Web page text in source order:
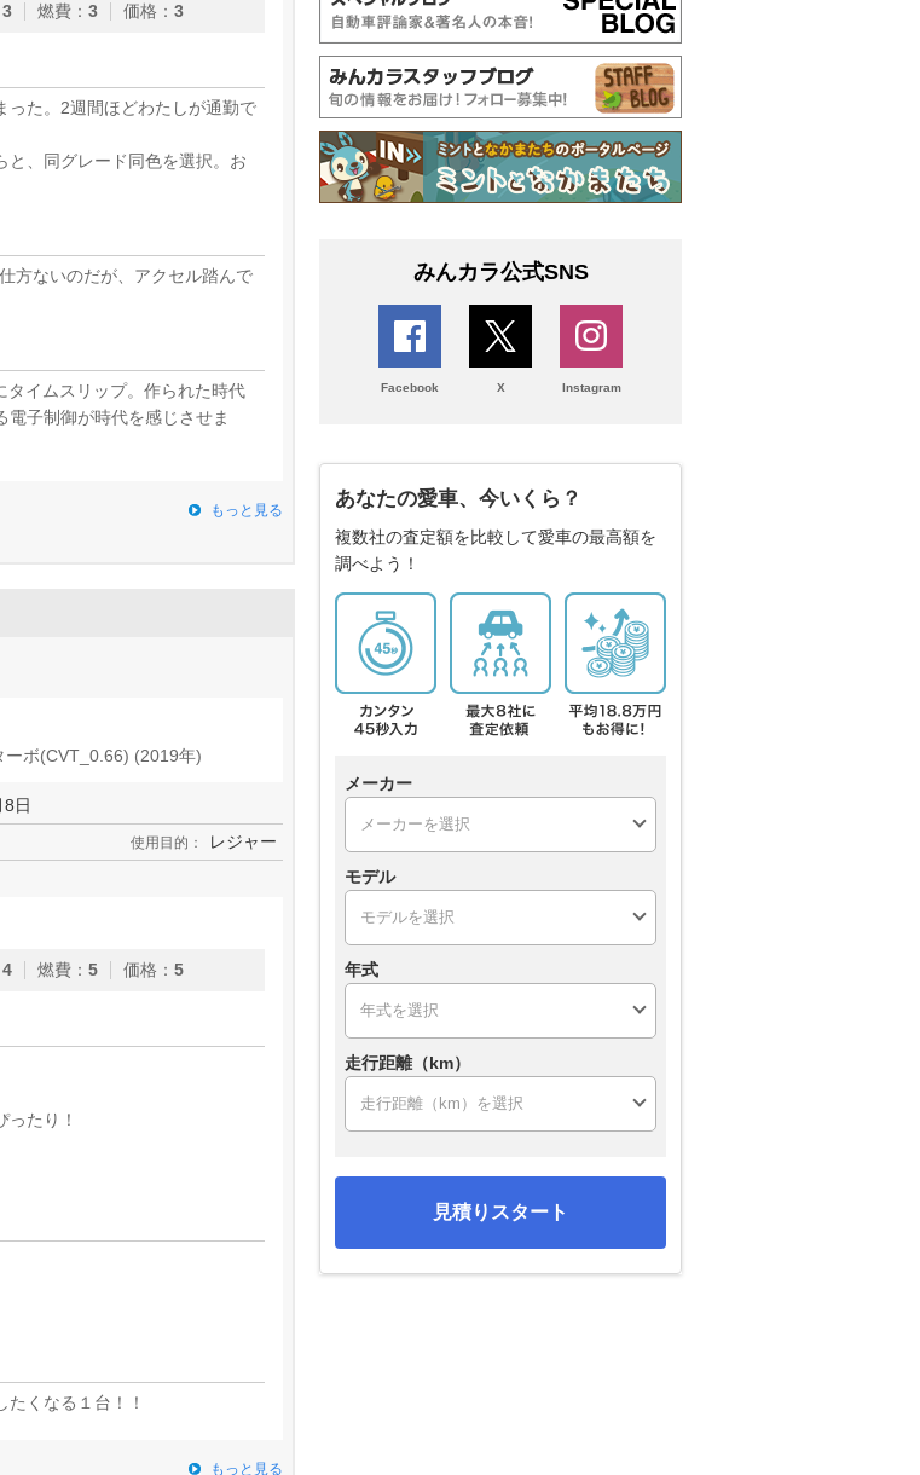
3 燃費 ： 3 価格 ： 3
った。2週間ほどわたしが通勤で
と、同グレード同色を選択。お
方ないのだが、アクセル踏んで
タイムスリップ。作られた時代
子制御が時代を感じさせま
もっと見る
ーボ(CVT_0.66) (2019年)
日
使用目的： レジャー
4 燃費 ： 5 価格 ： 5
たり！
くなる１台！！
もっと見る
みんカラ公式SNS
Facebook X Instagram
あなたの愛車、今いくら？
複数社の査定額を比較して愛車の最高額を
調べよう！
メーカー
モデル
年式
走行距離（km）
見積りスタート